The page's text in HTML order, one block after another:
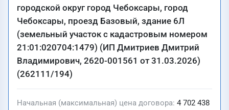
городской округ город Чебоксары, город
Чебоксары, проезд Базовый, здание 6Л
(земельный участок с кадастровым номером
21:01:020704:1479) (ИП Дмитриев Дмитрий
Владимирович, 2620-001561 от 31.03.2026)
(262111/194)
Начальная (максимальная) цена договора 4 702 438